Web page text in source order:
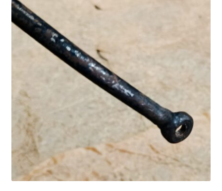
Košík
Pokladna
Možnosti doručení
Obchodní podmínky
Prodávající – kontaktní informace
Způsoby úhrady
O nás